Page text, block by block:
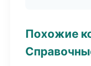
Похожие